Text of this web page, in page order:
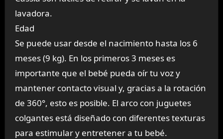
lavadora.
Edad
Se puede usar desde el nacimiento hasta los 6
meses (9 kg). En los primeros 3 meses es
importante que el bebé pueda oír tu voz y
mantener contacto visual y, gracias a la rotación
de 360°, esto es posible. El arco con juguetes
colgantes está diseñado con diferentes texturas
para estimular y entretener a tu bebé.